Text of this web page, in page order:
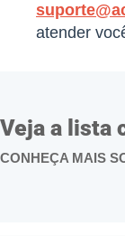
atender
Veja a lista
CONHEÇA MAIS